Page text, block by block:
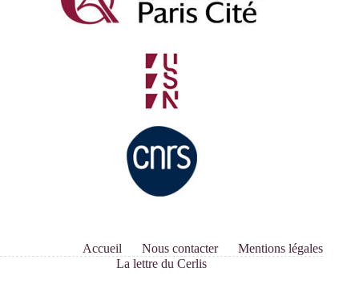
Accueil Nous contacter
Mentions légales
La lettre du Cerlis